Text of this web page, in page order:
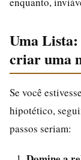
Uma Lista:
criar uma
Se você
hipotético,
passos seriam: